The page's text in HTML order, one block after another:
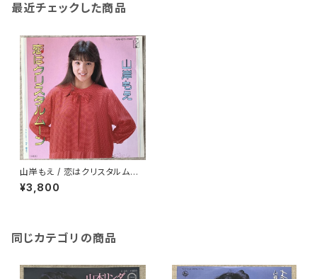
最近チェックした商品
山岸もえ / 恋はクリスタルムー
ン
¥3,800
同じカテゴリの商品